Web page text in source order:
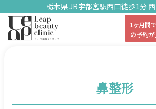
栃木県 JR宇都宮駅西口徒歩1分
1ヶ月間で
の予約が
鼻整形